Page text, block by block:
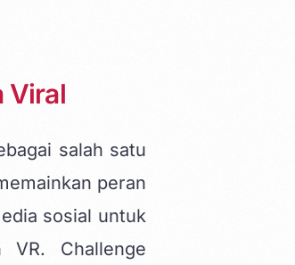
Viral
salah satu
peran
sosial untuk
VR. Challenge